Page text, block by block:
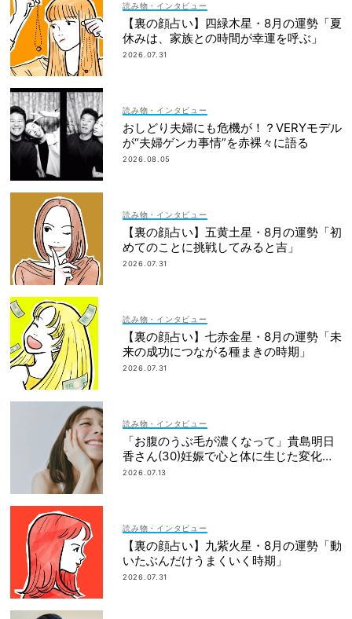
読み物・インタビュー
【裏の顔占い】四緑木星・8月の運勢「夏
休みは、家族との時間が幸運を呼ぶ」
2026.07.31
読み物・インタビュー
おしどり夫婦にも危機が！？VERYモデル
が“夫婦ゲンカ事情”を赤裸々に語る
2026.08.05
読み物・インタビュー
【裏の顔占い】五黄土星・8月の運勢「初
めてのことに挑戦してみると吉」
2026.07.31
読み物・インタビュー
【裏の顔占い】七赤金星・8月の運勢「未
来の成功につながる種まきの時期」
2026.07.31
読み物・インタビュー
「お腹のうぶ毛が濃くなって」貴島明日
香さん(30)妊娠で心と体に生じた変化も
「愛しいです」
2026.07.13
読み物・インタビュー
【裏の顔占い】九紫火星・8月の運勢「動
いたぶんだけうまくいく時期」
2026.07.31